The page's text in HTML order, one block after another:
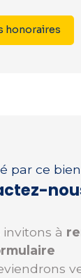
honoraires
par ce
à